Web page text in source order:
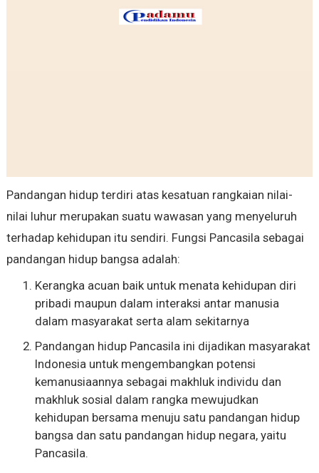
Pandangan hidup terdiri atas kesatuan rangkaian nilai-
nilai luhur merupakan suatu wawasan yang menyeluruh
terhadap kehidupan itu sendiri. Fungsi Pancasila sebagai
pandangan hidup bangsa adalah:
Kerangka acuan baik untuk menata kehidupan diri
pribadi maupun dalam interaksi antar manusia
dalam masyarakat serta alam sekitarnya
Pandangan hidup Pancasila ini dijadikan masyarakat
Indonesia untuk mengembangkan potensi
kemanusiaannya sebagai makhluk individu dan
makhluk sosial dalam rangka mewujudkan
kehidupan bersama menuju satu pandangan hidup
bangsa dan satu pandangan hidup negara, yaitu
Pancasila.